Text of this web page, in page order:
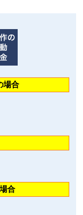
場合
合